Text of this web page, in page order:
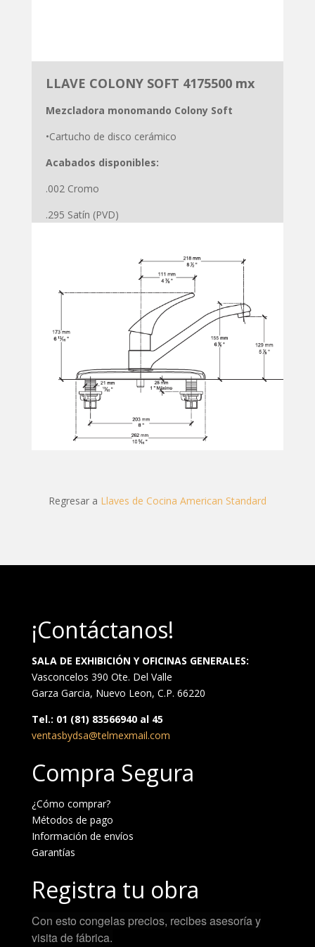
LLAVE COLONY SOFT 4175500 mx
Mezcladora monomando Colony Soft
•Cartucho de disco cerámico
Acabados disponibles:
.002 Cromo
.295 Satín (PVD)
Regresar a Llaves de Cocina American Standard
¡Contáctanos!
SALA DE EXHIBICIÓN Y OFICINAS GENERALES:
Vasconcelos 390 Ote. Del Valle
Garza Garcia, Nuevo Leon, C.P. 66220
Tel.: 01 (81) 83566940 al 45
ventasbydsa@telmexmail.com
Compra Segura
¿Cómo comprar?
Métodos de pago
Información de envíos
Garantías
Registra tu obra
Con esto congelas precios, recibes asesoría y
visita de fábrica.